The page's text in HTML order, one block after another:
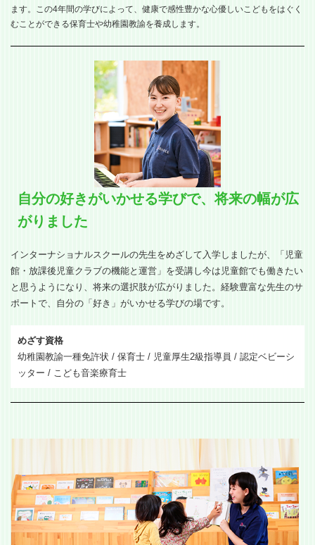
ます。この4年間の学びによって、健康で感性豊かな心優しいこどもをはぐく
むことができる保育士や幼稚園教諭を養成します。
自分の好きがいかせる学びで、将来の幅が広
がりました
インターナショナルスクールの先生をめざして入学しましたが、「児童
館・放課後児童クラブの機能と運営」を受講し今は児童館でも働きたい
と思うようになり、将来の選択肢が広がりました。経験豊富な先生のサ
ポートで、自分の「好き」がいかせる学びの場です。
めざす資格
幼稚園教諭一種免許状 / 保育士 / 児童厚生2級指導員 / 認定ベビーシ
ッター / こども音楽療育士